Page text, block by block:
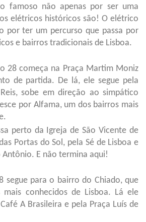
famoso não apenas por ser uma
elétricos históricos são! O elétrico
por ter um percurso que passa por
e bairros tradicionais de Lisboa.
28 começa na Praça Martim Moniz
de partida. De lá, ele segue pela
sobe em direção ao simpático
por Alfama, um dos bairros mais
perto da Igreja de São Vicente de
Portas do Sol, pela Sé de Lisboa e
Antônio. E não termina aqui!
segue para o bairro do Chiado, que
conhecidos de Lisboa. Lá ele
A Brasileira e pela Praça Luís de